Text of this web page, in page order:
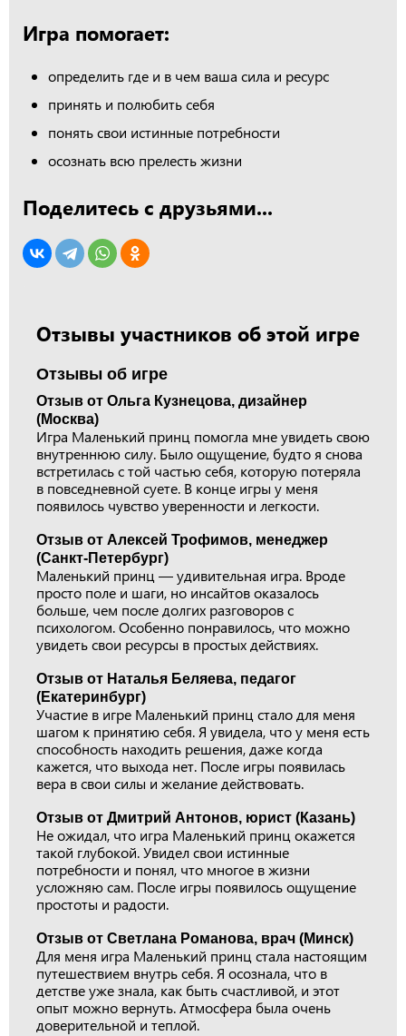
Игра помогает:
определить где и в чем ваша сила и ресурс
принять и полюбить себя
понять свои истинные потребности
осознать всю прелесть жизни
Поделитесь с друзьями...
Отзывы участников об этой игре
Отзывы об игре
Отзыв от Ольга Кузнецова, дизайнер
(Москва)
Игра Маленький принц помогла мне увидеть свою
внутреннюю силу. Было ощущение, будто я снова
встретилась с той частью себя, которую потеряла
в повседневной суете. В конце игры у меня
появилось чувство уверенности и легкости.
Отзыв от Алексей Трофимов, менеджер
(Санкт-Петербург)
Маленький принц — удивительная игра. Вроде
просто поле и шаги, но инсайтов оказалось
больше, чем после долгих разговоров с
психологом. Особенно понравилось, что можно
увидеть свои ресурсы в простых действиях.
Отзыв от Наталья Беляева, педагог
(Екатеринбург)
Участие в игре Маленький принц стало для меня
шагом к принятию себя. Я увидела, что у меня есть
способность находить решения, даже когда
кажется, что выхода нет. После игры появилась
вера в свои силы и желание действовать.
Отзыв от Дмитрий Антонов, юрист (Казань)
Не ожидал, что игра Маленький принц окажется
такой глубокой. Увидел свои истинные
потребности и понял, что многое в жизни
усложняю сам. После игры появилось ощущение
простоты и радости.
Отзыв от Светлана Романова, врач (Минск)
Для меня игра Маленький принц стала настоящим
путешествием внутрь себя. Я осознала, что в
детстве уже знала, как быть счастливой, и этот
опыт можно вернуть. Атмосфера была очень
доверительной и теплой.